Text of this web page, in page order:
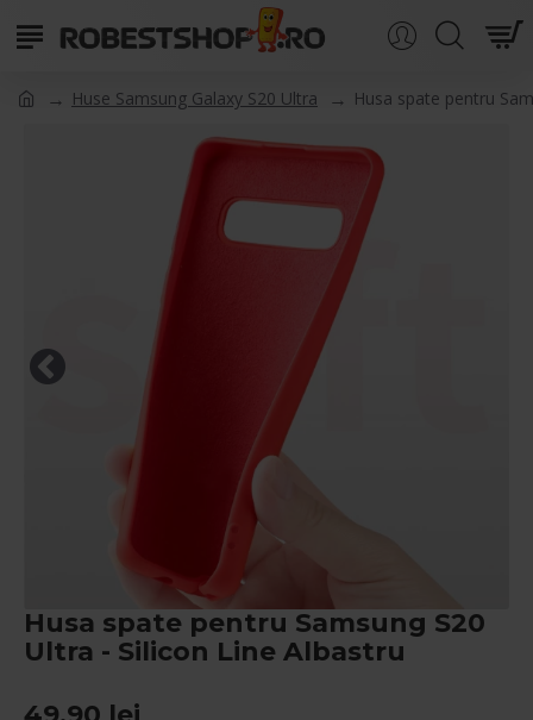
Huse Samsung Galaxy S20 Ultra Husa spate pentru
Husa spate pentru Samsung S20
Ultra - Silicon Line Albastru